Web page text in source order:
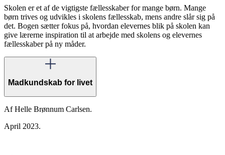
Skolen er et af de vigtigste fællesskaber for mange børn. Mange
børn trives og udvikles i skolens fællesskab, mens andre slår sig på
det. Bogen sætter fokus på, hvordan elevernes blik på skolen kan
give lærerne inspiration til at arbejde med skolens og elevernes
fællesskaber på ny måder.
Madkundskab for livet
Af Helle Brønnum Carlsen.
April 2023.